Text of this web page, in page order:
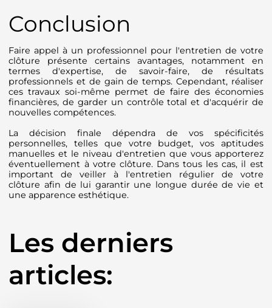
Conclusion
Faire appel à un professionnel pour l'entretien de votre
clôture présente certains avantages, notamment en
termes d'expertise, de savoir-faire, de résultats
professionnels et de gain de temps. Cependant, réaliser
ces travaux soi-même permet de faire des économies
financières, de garder un contrôle total et d'acquérir de
nouvelles compétences.
La décision finale dépendra de vos spécificités
personnelles, telles que votre budget, vos aptitudes
manuelles et le niveau d'entretien que vous apporterez
éventuellement à votre clôture. Dans tous les cas, il est
important de veiller à l'entretien régulier de votre
clôture afin de lui garantir une longue durée de vie et
une apparence esthétique.
Les derniers
articles: